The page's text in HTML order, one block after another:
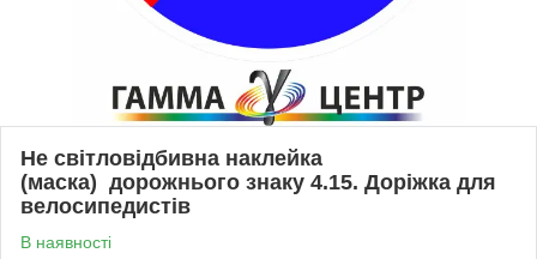
Не світловідбивна наклейка
(маска) дорожнього знаку 4.15. Доріжка для
велосипедистів
В наявності